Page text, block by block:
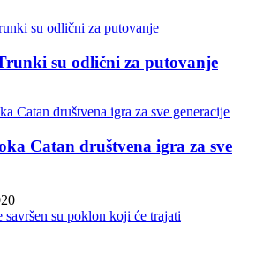
su odlični za putovanje
Catan društvena igra za sve